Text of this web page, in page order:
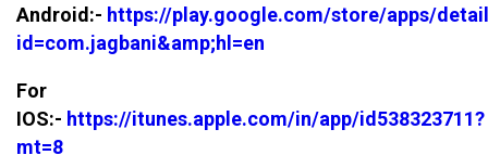
Android:- https://play.google.com/store/apps/
id=com.jagbani&amp;hl=en
For
IOS:- https://itunes.apple.com/in/app/id538323711?
mt=8